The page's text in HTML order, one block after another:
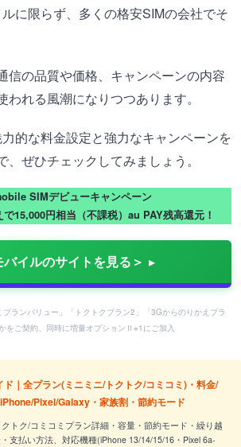
に限らず、多くの格安SIMの会社でそ
信の品質や価格、キャンペーンの内容
われる風潮になりつつあります。
的な料金設定と強力なキャンペーンを
、ぜひチェックしてみましょう。
SIMデビューキャンペーン
15,000円相当（不課税）au PAY残高還元！
バイルのサイトを見る＞
ランバリュー」「トクトクプラン2」「3Gからのりかえプラ
をご契約、同時に増量オプションⅡ※1にご加入
｜全プラン(ミニミニ/トクトク/コミコミ)・料金/
Pixel/Galaxy・家族割・節約モード
トク/コミコミプラン詳細・容量・節約モード・繰り越
支払い方法、対応機種(iPhone 13/14/15/16・Pixel 6a-